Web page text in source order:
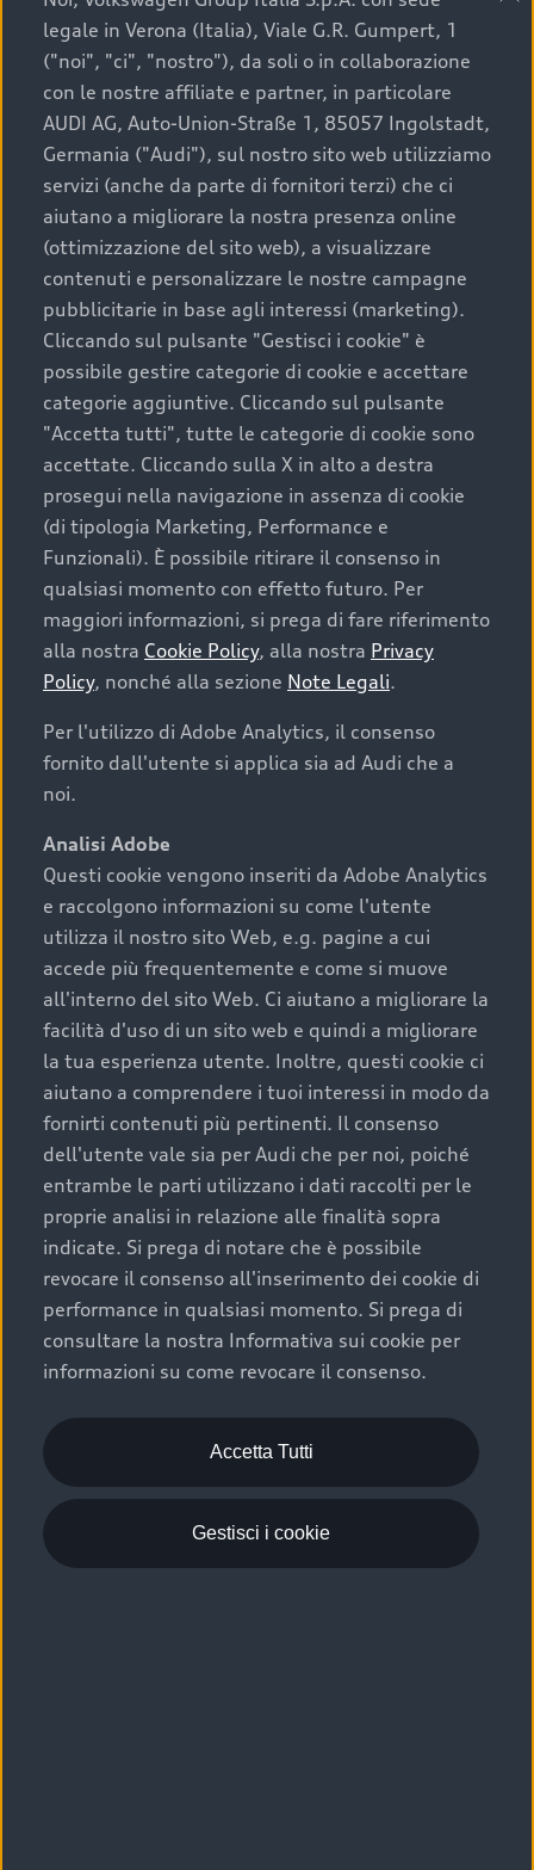
A breve verrai ricontattato dal Customer Care
Audi Center o direttamente dal Concessionario
che ti supporterà per finalizzare la tua richiesta.
La qualità di acquistare
un’auto usata Audi
Scegliere un’auto usata è una decisione che coniuga
convenienza, affidabilità e sostenibilità. Per fare un
acquisto sicuro, è essenziale considerare aspetti
determinanti come la garanzia inclusa e l’affidabilità del
marchio. Audi offre l’auto usata perfetta tramite Audi
Prima Scelta :plus
Cosa sapere prima di
acquistare la tua prossima
auto
I requisiti fondamentali da considerare prima di
acquistare un’auto usata, oltre al prezzo e all'aspetto,
chilometraggio: un valore contenuto corrisponde a
uno stato migliore del veicolo e a una maggiore
durata nel tempo;
cronologia dei tagliandi: una documentazione
completa della vettura certifica una manutenzione
costante e accurata;
condizioni della carrozzeria e degli interni: una
buona conservazione evidenzia cura e attenzione del
precedente proprietario;
efficienza meccanica: motore, trasmissione e
componenti principali in ottimo stato garantiscono
prestazioni affidabili e sicure.
Acquistare un’auto usata in una Concessionaria ufficiale
Audi che offre l’usato garantito tramite Audi Prima
Scelta :plus, significa affidarsi ad un prodotto che viene
sottoposto a 110 controlli approfonditi e coperto da
garanzia fino a 4 anni per una maggiore tutela del tuo
acquisto.
legale in Verona (Italia), Viale G.R. Gumpert, 1
("noi", "ci", "nostro"), da soli o in collaborazione
con le nostre affiliate e partner, in particolare
AUDI AG, Auto-Union-Straße 1, 85057 Ingolstadt,
Germania ("Audi"), sul nostro sito web utilizziamo
servizi (anche da parte di fornitori terzi) che ci
aiutano a migliorare la nostra presenza online
(ottimizzazione del sito web), a visualizzare
contenuti e personalizzare le nostre campagne
pubblicitarie in base agli interessi (marketing).
Cliccando sul pulsante "Gestisci i cookie" è
possibile gestire categorie di cookie e accettare
categorie aggiuntive. Cliccando sul pulsante
"Accetta tutti", tutte le categorie di cookie sono
accettate. Cliccando sulla X in alto a destra
prosegui nella navigazione in assenza di cookie
(di tipologia Marketing, Performance e
Funzionali). È possibile ritirare il consenso in
qualsiasi momento con effetto futuro. Per
maggiori informazioni, si prega di fare riferimento
alla nostra Cookie Policy, alla nostra Privacy
Policy, nonché alla sezione Note Legali.
Per l'utilizzo di Adobe Analytics, il consenso
fornito dall'utente si applica sia ad Audi che a
noi.
Analisi Adobe
Questi cookie vengono inseriti da Adobe Analytics
e raccolgono informazioni su come l'utente
utilizza il nostro sito Web, e.g. pagine a cui
accede più frequentemente e come si muove
all'interno del sito Web. Ci aiutano a migliorare la
facilità d'uso di un sito web e quindi a migliorare
la tua esperienza utente. Inoltre, questi cookie ci
aiutano a comprendere i tuoi interessi in modo da
fornirti contenuti più pertinenti. Il consenso
dell'utente vale sia per Audi che per noi, poiché
entrambe le parti utilizzano i dati raccolti per le
proprie analisi in relazione alle finalità sopra
indicate. Si prega di notare che è possibile
revocare il consenso all'inserimento dei cookie di
performance in qualsiasi momento. Si prega di
consultare la nostra Informativa sui cookie per
informazioni su come revocare il consenso.
Accetta Tutti
Gestisci i cookie